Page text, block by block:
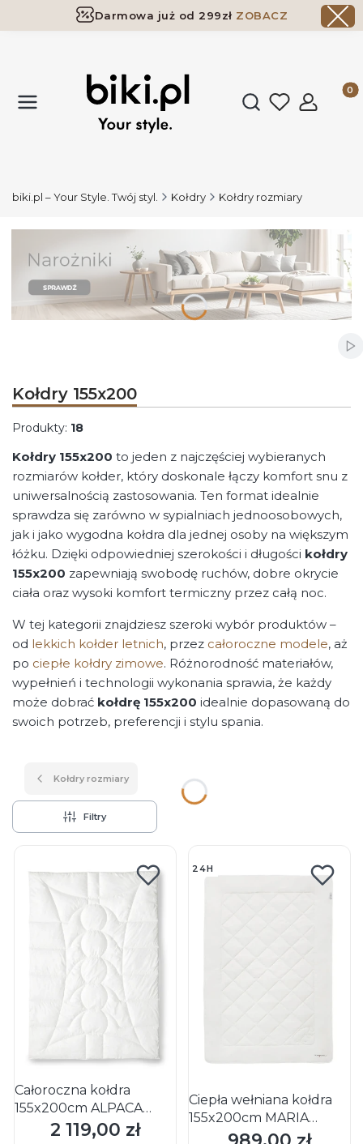
Darmowa już od 299zł ZOBACZ
Otwórz
biki.pl – Your Style. Twój styl. Kołdry Kołdry rozmiary
Kołdry 155x200
Produkty: 18
Kołdry 155x200 to jeden z najczęściej wybieranych
rozmiarów kołder, który doskonale łączy komfort snu z
uniwersalnością zastosowania. Ten format idealnie
sprawdza się zarówno w sypialniach jednoosobowych,
jak i jako wygodna kołdra dla jednej osoby na większym
łóżku. Dzięki odpowiedniej szerokości i długości kołdry
155x200 zapewniają swobodę ruchów, dobre okrycie
ciała oraz wysoki komfort termiczny przez całą noc.
W tej kategorii znajdziesz szeroki wybór produktów –
od lekkich kołder letnich, przez całoroczne modele, aż
po ciepłe kołdry zimowe. Różnorodność materiałów,
wypełnień i technologii wykonania sprawia, że każdy
może dobrać kołdrę 155x200 idealnie dopasowaną do
swoich potrzeb, preferencji i stylu spania.
Kołdry rozmiary
Filtry
Całoroczna kołdra
155x200cm ALPACA
Alegra BLACK FOREST
Cena
2 119,00 zł
24H
Ciepła wełniana kołdra
155x200cm MARIA
Schwarzwald OBB
Cena